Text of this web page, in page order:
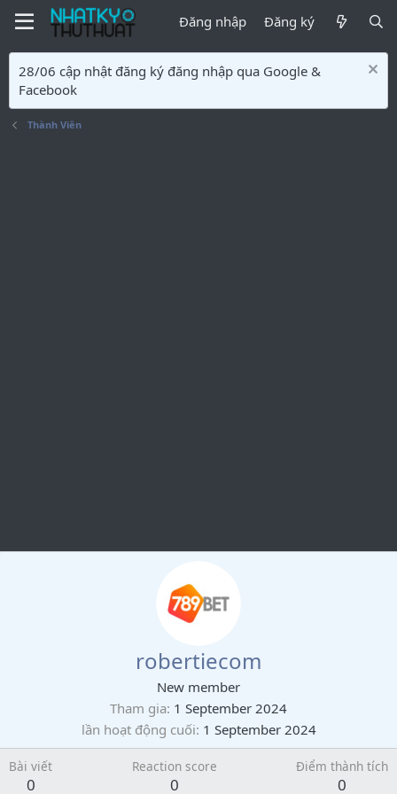
Đăng nhập Đăng ký
28/06 cập nhật đăng ký đăng nhập qua Google &
Facebook
Thành Viên
robertiecom
New member
Tham gia 1 September 2024
lần hoạt động cuối 1 September 2024
Bài viết
0
Reaction score
0
Điểm thành tích
0